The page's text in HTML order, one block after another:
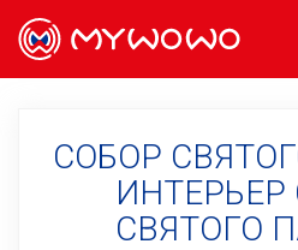
СОБОР
ИНТЕРЬЕР
СВЯТОГО